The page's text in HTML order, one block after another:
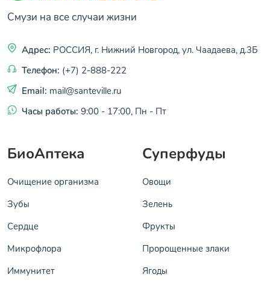
Смузи на все случаи жизни
Адрес: РОССИЯ, г. Нижний Новгород, ул. Чаадаева, д.3Б
Телефон: (+7) 2-888-222
Email: mail@santeville.ru
Часы работы: 9:00 - 17:00, Пн - Пт
БиоАптека
Очищение организма
Зубы
Сердце
Микрофлора
Иммунитет
Суперфуды
Овощи
Зелень
Фрукты
Пророщенные злаки
Ягоды